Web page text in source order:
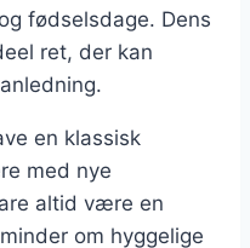
fødselsdage. Dens
ret, der kan
en klassisk
med nye
altid være en
om hyggelige